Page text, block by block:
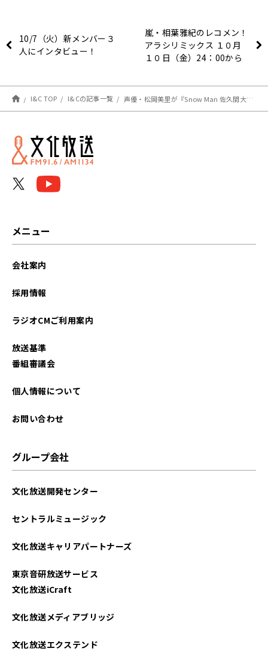
10/7（火）新メンバー３
人にインタビュー！
嵐・相葉雅紀のレコメン！
アラシリミックス １０月
１０日（金）24：00から
I&C TOP I&Cの記事一覧 声優・松岡美里が『Snow Man 佐久間大介の待って、無理、しんどい、、』に登場！ 「佐久間さんパワーで、お話させていただいた作品がキラキラ輝くようで…！」
メニュー
会社案内
採用情報
ラジオCMご利用案内
放送基準
番組審議会
個人情報について
お問い合わせ
グループ会社
文化放送開発センター
セントラルミュージック
文化放送キャリアパートナーズ
東京音研放送サービス
文化放送iCraft
文化放送メディアブリッジ
文化放送エクステンド